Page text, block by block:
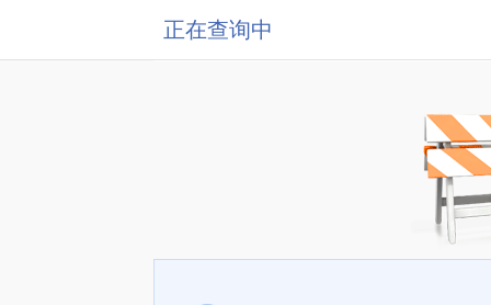
正在查询中